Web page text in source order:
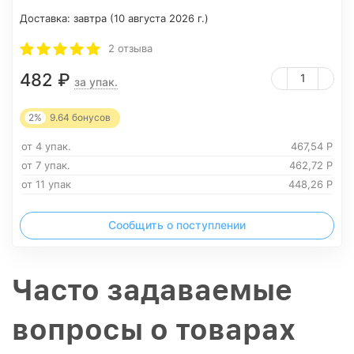
Доставка: завтра (10 августа 2026 г.)
2 отзыва
482 ₽ за упак.
2% 9.64 бонусов
от 4 упак. 467,54 Р
от 7 упак.
462,72 Р
от 11 упак
448,26 Р
Сообщить о поступлении
Часто задаваемые
вопросы о товарах